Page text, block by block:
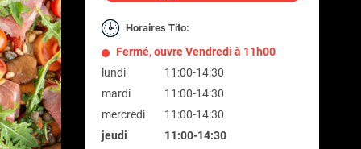
Horaires Tito:
Fermé, ouvre Vendredi à 11h00
lundi
11:00-14:30
mardi
11:00-14:30
mercredi
11:00-14:30
jeudi
11:00-14:30